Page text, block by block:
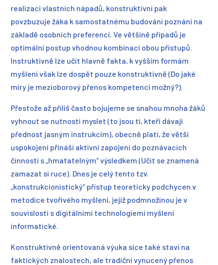
realizaci vlastních nápadů, konstruktivní pak
povzbuzuje žáka k samostatnému budování poznání na
základě osobních preferencí. Ve většině případů je
optimální postup vhodnou kombinací obou přístupů.
Instruktivně lze učit hlavně fakta, k vyšším formám
myšlení však lze dospět pouze konstruktivně (Do jaké
míry je mezioborový přenos kompetencí možný?).
Přestože až příliš často bojujeme se snahou mnoha žáků
vyhnout se nutnosti myslet (to jsou ti, kteří dávají
přednost jasným instrukcím), obecně platí, že větší
uspokojení přináší aktivní zapojení do poznávacích
činností s „hmatatelným“ výsledkem (Učit se znamená
zamazat si ruce). Dnes je celý tento tzv.
„konstrukcionistický“ přístup teoreticky podchycen v
metodice tvořivého myšlení, jejíž podmnožinou je v
souvislosti s digitálními technologiemi myšlení
informatické.
Konstruktivně orientovaná výuka sice také staví na
faktických znalostech, ale tradiční vynucený přenos